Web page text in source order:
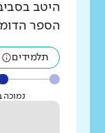
היטב
הספר
תלמידים
נמוכה